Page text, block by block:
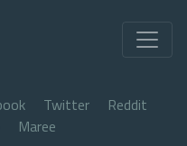
Twitter
Reddit
Maree